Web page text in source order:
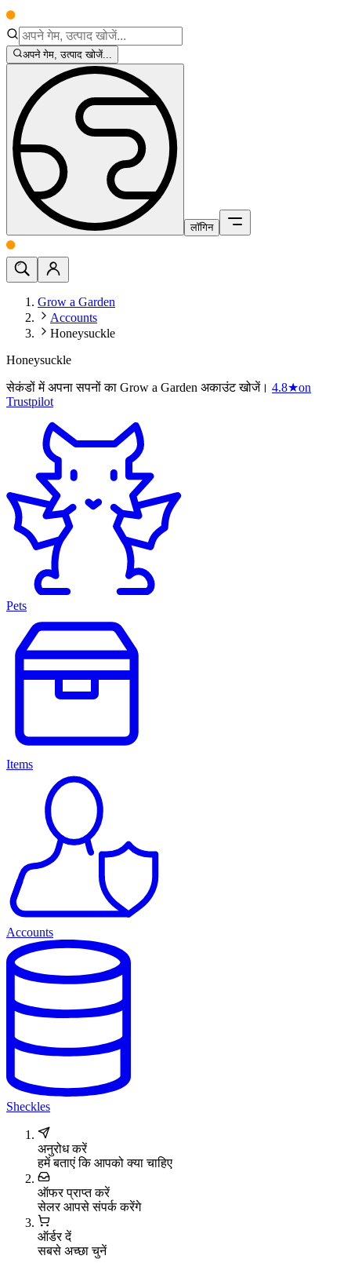
अपने गेम, उत्पाद खोजें...
लॉगिन
Grow a Garden
Accounts
Honeysuckle
Honeysuckle
सेकंडों में अपना सपनों का Grow a Garden अकाउंट खोजें। 4.8★on
Trustpilot
Pets
Items
Accounts
Sheckles
अनुरोध करें
हमें बताएं कि आपको क्या चाहिए
ऑफर प्राप्त करें
सेलर आपसे संपर्क करेंगे
ऑर्डर दें
सबसे अच्छा चुनें